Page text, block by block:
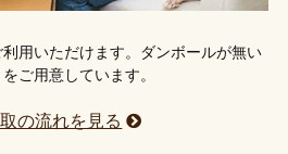
用いただけます。ダンボールが無い
ご用意しています。
の流れを見る